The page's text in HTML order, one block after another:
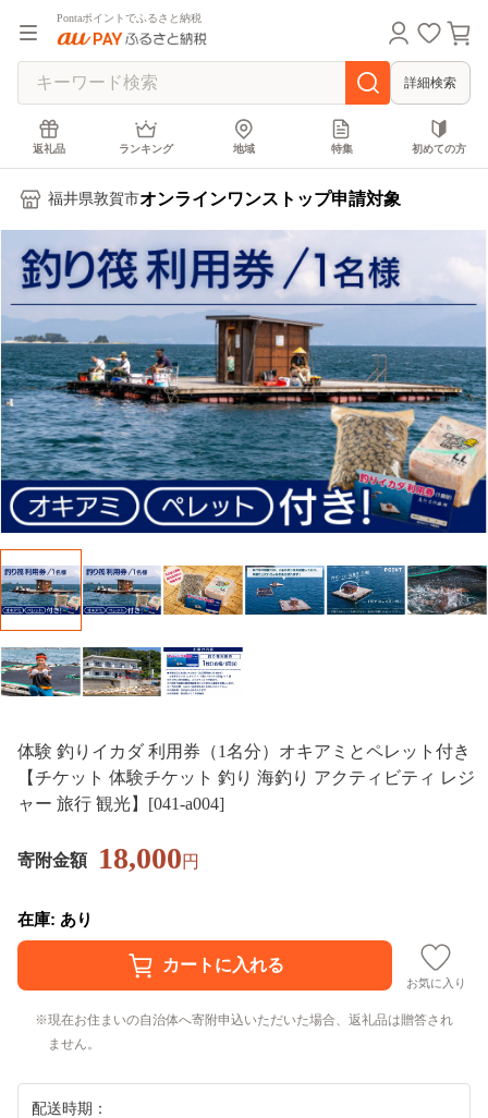
Pontaポイントでふるさと納税
詳細検索
返礼品 ランキング 地域 特集 初めての方
福井県敦賀市オンラインワンストップ申請対象
体験 釣りイカダ 利用券（1名分）オキアミとペレット付き
【チケット 体験チケット 釣り 海釣り アクティビティ レジ
ャー 旅行 観光】[041-a004]
寄附金額 18,000円
在庫: あり
お気に入り
現在お住まいの自治体へ寄附申込いただいた場合、返礼品は贈答され
ません。
配送時期：